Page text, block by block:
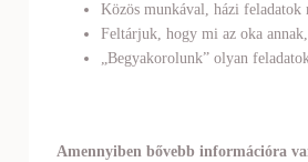
Közös munkával, házi
Feltárjuk, hogy mi az oka
„Begyakorolunk” olyan
Amennyiben bővebb információra